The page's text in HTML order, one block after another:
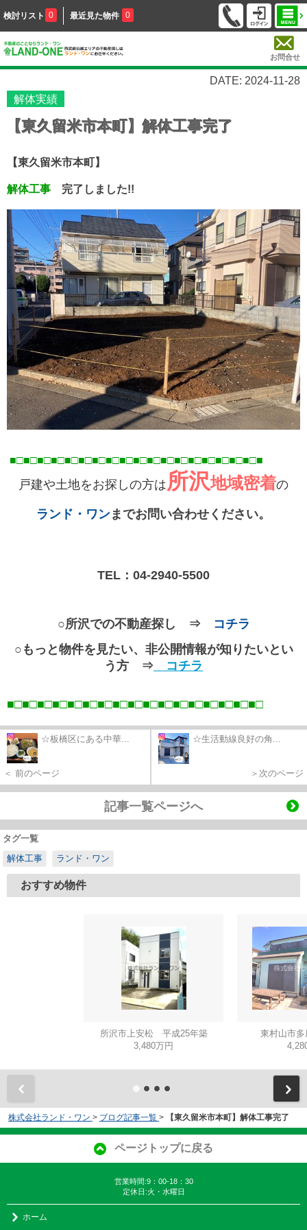
検討リスト 0 最近見た物件 0
お問合せ
DATE: 2024-11-28
解体実績
【東久留米市本町】解体工事完了
【東久留米市本町】
解体工事 完了しました!!
■□■□■□■□■□■□■□■□■□■□■□■□■□■□■□■□■□■□■
戸建や土地をお探しの方は所沢地域密着の
ランド・ワンまでお問い合わせください。
TEL： 04-2940-5500
○所沢での不動産探し ⇒
コチラ
○もっと物件を見たい、非公開情報が知りたいとい
う方 ⇒
コチラ
■□■□■□■□■□■□■□■□■□■□■□■□■□■□■□■□■□
☆板橋区にある中華...
＜ 前のページ
☆生活動線良好の角...
＞次のページ
記事一覧ページへ
タグ一覧
解体工事
ランド・ワン
おすすめ物件
所沢市上安松 平成25年築
3,480万円
東村山市
株式会社ランド・ワン > ブログ記事一覧 > 【東久留米市本町】解体工事完了
ページトップに戻る
営業時間:9：00-18：30
定休日:火・水曜日
ホーム